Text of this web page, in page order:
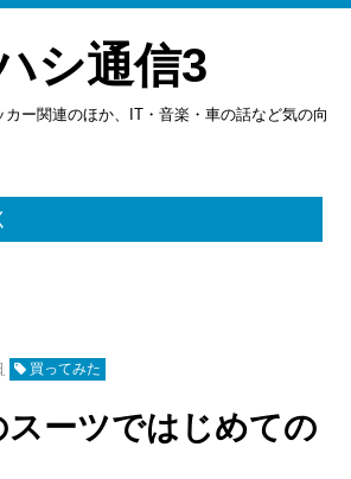
シ通信3
ー関連のほか、IT・音楽・車の話など気の向
買ってみた
ーツではじめての